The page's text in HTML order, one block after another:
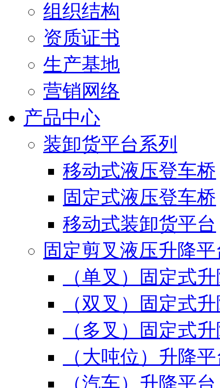
组织结构
资质证书
生产基地
营销网络
产品中心
装卸货平台系列
移动式液压登车桥
固定式液压登车桥
移动式装卸货平台
固定剪叉液压升降
（单叉）固定式
（双叉）固定式
（多叉）固定式
（大吨位）升降
（汽车）升降平台